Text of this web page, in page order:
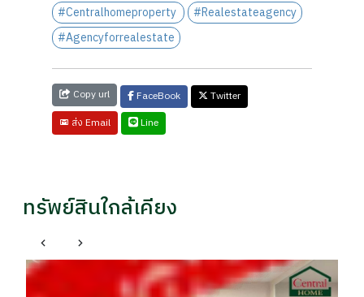
#Centralhomeproperty
#Realestateagency
#Agencyforrealestate
Copy url FaceBook
Twitter
ส่ง Email
Line
ทรัพย์สินใกล้เคียง